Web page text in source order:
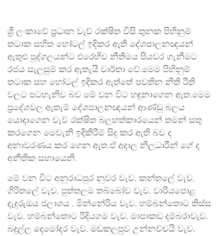
ශ්‍රී ලංකාවේ ප්‍රධාන වැව් රක්ෂිත විසි තුනක පිහිනුම්
තටාක සහිත හෝටල් ඉදිකර ඇති දේශපාලනඥයන්
ඇතුළු පුද්ගලයන්ට එරෙහිව නීතිමය පියවර ගැනීමට
රජය සැලසුම් කර ඇතැයි වාර්තා වේ.මෙම පිහිනුම්
තටාක සහ හෝටල් ඉදිකර ඇත්තේ පවතින නීති රීති
වලට පටහැනිව බව මේ වන විට හඳුනාගෙන ඇත.මෙම
ප්‍රදේශවල ඇතැම් දේශපාලනඥයන් ආණ්ඩු බලය
යොදාගෙන වැව් රක්ෂිත බලහත්කාරයෙන් තමන් සතු
කරගෙන මෙවැනි ඉදිකිරීම් සිදු කර ඇති බව ද
අනාවරණය කර ගෙන ඇත.ඒ අදාල නිලධාරීන් ගේ ද
අනීතික සහායෙනි.
මේ වන විට අනුරාධපුර නුවර වැව, කන්තලේ වැව,
ගිරිතලේ වැව, පුත්තලම තබ්බෝව වැව, වාරියපොළ
දැදුරුඔය ජලාශය , මින්නේරිය වැව, හම්බන්තොට තිස්ස
වැව, හම්බන්තොට රිදියගම වැව, මාපාකඩ දම්බරාවැව,
බදුල්ල දෙමෝදර වැව, මඩකලපුව උන්නච්චයි වැව,